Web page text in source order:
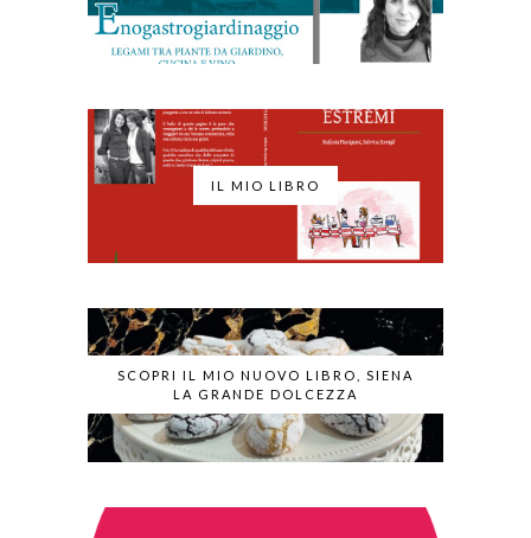
IL MIO LIBRO
SCOPRI IL MIO NUOVO LIBRO, SIENA
LA GRANDE DOLCEZZA